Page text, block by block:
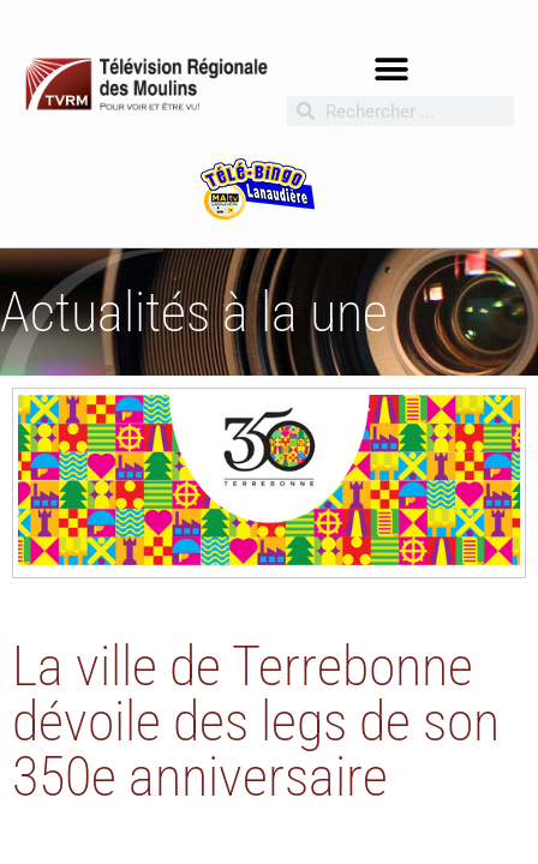
Actualités à la une
La ville de Terrebonne
dévoile des legs de son
350e anniversaire